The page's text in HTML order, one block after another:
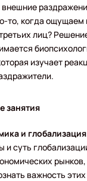
внешние
то, когда ощущаем
лиц?
изучает
занятия
и
и суть
важность